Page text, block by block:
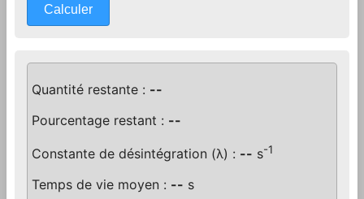
Calculer
Quantité restante : --
Pourcentage restant : --
Constante de désintégration (λ) : -- s-1
Temps de vie moyen : -- s